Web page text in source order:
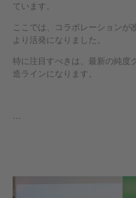
ています。
ここでは、コラボレーションが
より活発になりました。
特に注目すべきは、最新の純度
造ラインになります。
…